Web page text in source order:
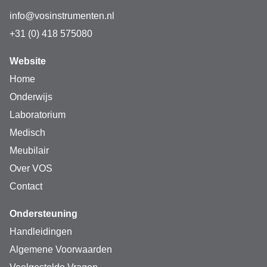
Met de Procell Intense Power heb jij de meest krachtige
eenheid ontvang je 10 alkaline AAA batterijen van 1,5 V.
Natuurlijk voor een voordelige VOS-prijs.
info@vosinstrumenten.nl
+31 (0) 418 575080
Website
Home
Onderwijs
Laboratorium
Medisch
Meubilair
Over VOS
Contact
Ondersteuning
Handleidingen
Algemene Voorwaarden